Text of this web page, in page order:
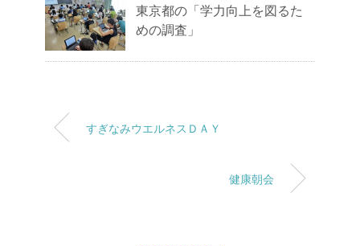
東京都の「学力向上を図るた
めの調査」
すぎなみウエルネスＤＡＹ
健康朝会